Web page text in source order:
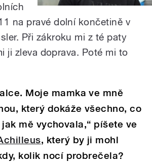
na pravé dolní končetině v
Při zákroku mi z té paty
ji zleva doprava. Poté mi to
Moje mamka ve mně
který dokáže všechno, co
mě vychovala,“ píšete ve
, který by ji mohl
kolik nocí probrečela?